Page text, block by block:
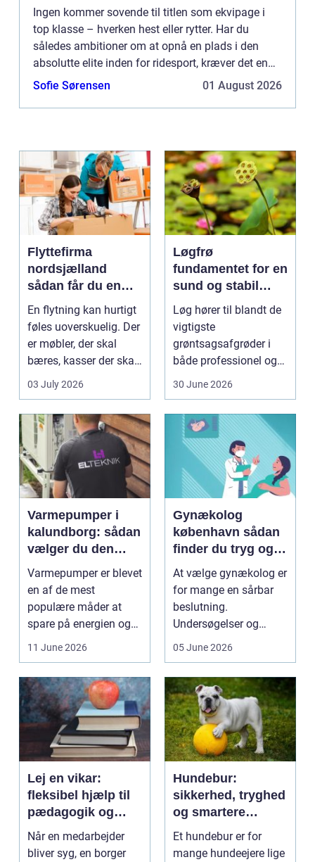
Ingen kommer sovende til titlen som ekvipage i
top klasse – hverken hest eller rytter. Har du
således ambitioner om at opnå en plads i den
absolutte elite inden for ridesport, kræver det en
mægtig indsats fra såvel dig selv som fra den
Sofie Sørensen 01 August 2026
Flyttefirma
nordsjælland
sådan får du en
tryg og effektiv
flytning
En flytning kan hurtigt
føles uoverskuelig. Der
er møbler, der skal
bæres, kasser der skal
pakkes, o...
03 July 2026
Løgfrø
fundamentet for en
sund og stabil
løgavl
Løg hører til blandt de
vigtigste
grøntsagsafgrøder i
både professionel og
30 June 2026
Varmepumper i
kalundborg: sådan
vælger du den
rigtige løsning
Varmepumper er blevet
en af de mest
populære måder at
spare på energien og
11 June 2026
Gynækolog
københavn sådan
finder du tryg og
professionel hjælp
At vælge gynækolog er
for mange en sårbar
beslutning.
Undersøgelser og
05 June 2026
Lej en vikar:
fleksibel hjælp til
pædagogik og
sundhed
Når en medarbejder
bliver syg, en borger
Hundebur:
sikkerhed, tryghed
og smartere
hverdag med hund
Et hundebur er for
mange hundeejere lige